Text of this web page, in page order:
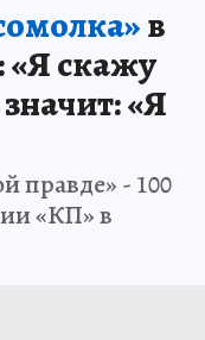
в
«Я скажу
«Я
правде» - 100
«КП» в